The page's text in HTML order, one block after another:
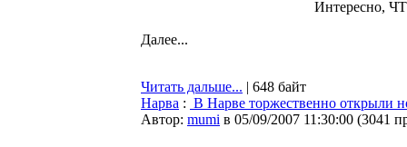
Интересно,
Далее...
Читать дальше... | 648 байт
Нарва : В Нарве торжественно открыли
Автор: mumi в 05/09/2007 11:30:00 (3041